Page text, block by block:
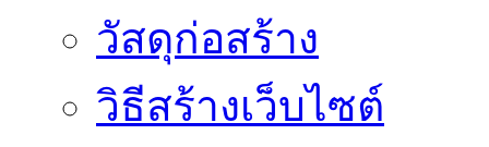
วัสดุก่อสร้าง
วิธีสร้างเว็บไซต์